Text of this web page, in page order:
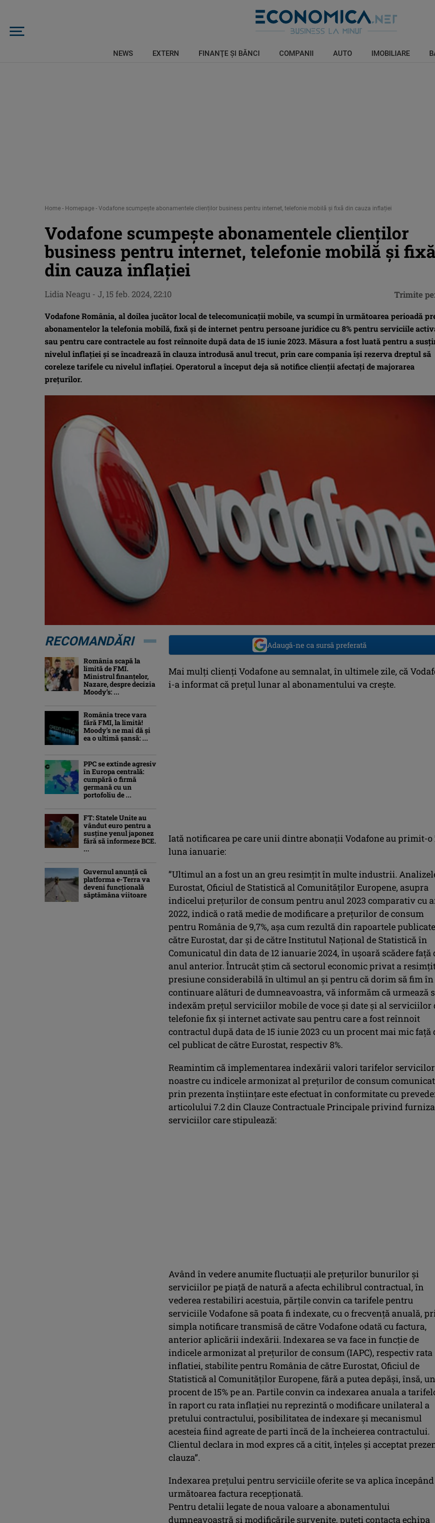
NEWS EXTERN FINANŢE ŞI BĂNCI COMPANII AUTO IMOBILIARE
Home - Homepage - Vodafone scumpește abonamentele clienților business pentru internet, telefonie mobilă și fixă din cauza inflației
Vodafone scumpește abonamentele clienților
business pentru internet, telefonie mobilă și fixă
din cauza inflației
Vodafone România, al doilea jucător local de telecomunicații mobile, va scumpi în următoarea perioadă
abonamentelor la telefonia mobilă, fixă și de internet pentru persoane juridice cu 8% pentru serviciile
sau pentru care contractele au fost reînnoite după data de 15 iunie 2023. Măsura a fost luată pentru a
nivelul inflației și se încadrează în clauza introdusă anul trecut, prin care compania își rezerva dreptul să
coreleze tarifele cu nivelul inflației. Operatorul a început deja să notifice clienţii afectaţi de majorarea
preţurilor.
Lidia Neagu - J, 15 feb. 2024, 22:10 Trimite pe:
Adaugă-ne ca sursă preferată
Mai mulți clienți Vodafone au semnalat, în ultimele zile, că
i-a informat că prețul lunar al abonamentului va crește.
Iată notificarea pe care unii dintre abonații Vodafone au primit-o
luna ianuarie:
”Ultimul an a fost un an greu resimțit în multe industrii.
Eurostat, Oficiul de Statistică al Comunităților Europene, asupra
indicelui prețurilor de consum pentru anul 2023 comparativ cu
2022, indică o rată medie de modificare a prețurilor de consum
pentru România de 9,7%, așa cum rezultă din rapoartele
către Eurostat, dar și de către Institutul Național de Statistică în
Comunicatul din data de 12 ianuarie 2024, în ușoară scădere față
anul anterior. Întrucât știm că sectorul economic privat a
presiune considerabilă în ultimul an și pentru că dorim să fim în
continuare alături de dumneavoastra, vă informăm că urmează
indexăm prețul serviciilor mobile de voce și date și al serviciilor
telefonie fix și internet activate sau pentru care a fost reînnoit
contractul după data de 15 iunie 2023 cu un procent mai mic față
cel publicat de către Eurostat, respectiv 8%.
Reamintim că implementarea indexării valori tarifelor servicilor
noastre cu indicele armonizat al prețurilor de consum
prin prezenta înștiințare este efectuat în conformitate cu
articolului 7.2 din Clauze Contractuale Principale privind
serviciilor care stipulează:
Având în vedere anumite fluctuații ale prețurilor bunurilor și
serviciilor pe piață de natură a afecta echilibrul contractual, în
vederea restabiliri acestuia, părțile convin ca tarifele pentru
serviciile Vodafone sã poata fi indexate, cu o frecvență anuală,
simpla notificare transmisă de către Vodafone odată cu factura,
anterior aplicării indexării. Indexarea se va face in funcție de
indicele armonizat al prețurilor de consum (IAPC), respectiv rata
inflatiei, stabilite pentru România de către Eurostat, Oficiul de
Statistică al Comunităților Europene, fără a putea depăși, însă, un
procent de 15% pe an. Partile convin ca indexarea anuala a
în raport cu rata inflației nu reprezintă o modificare unilateral a
pretului contractului, posibilitatea de indexare și mecanismul
acesteia fiind agreate de parti încă de la încheierea contractului.
Clientul declara in mod expres că a citit, înțeles și acceptat
clauza”.
Indexarea prețului pentru serviciile oferite se va aplica începând
următoarea factura recepționată.
Pentru detalii legate de noua valoare a abonamentului
dumneavoastră și modificările survenite, puteți contacta echipa
RECOMANDĂRI
România scapă la
limită de FMI.
Ministrul finanțelor,
Nazare, despre decizia
Moody’s: ...
România trece vara
fără FMI, la limită!
Moody’s ne mai dă și
ea o ultimă șansă: ...
PPC se extinde agresiv
în Europa centrală:
cumpără o firmă
germană cu un
portofoliu de ...
FT: Statele Unite au
vândut euro pentru a
susține yenul japonez
fără să informeze BCE.
...
Guvernul anunță că
platforma e-Terra va
deveni funcţională
săptămâna viitoare